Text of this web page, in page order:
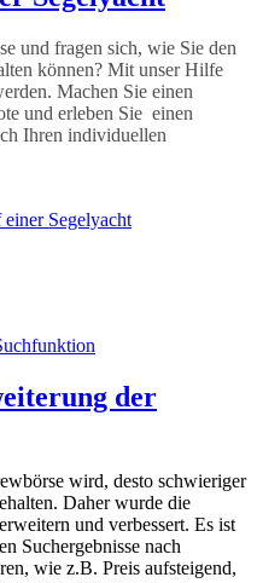
und fragen sich, wie Sie den
können? Mit unser Hilfe
Machen Sie einen
und erleben Sie einen
Ihren individuellen
Segelyacht
der
wird, desto schwieriger
Daher wurde die
und verbessert. Es ist
Suchergebnisse nach
wie z.B. Preis aufsteigend,